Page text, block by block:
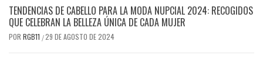
TENDENCIAS DE CABELLO PARA LA MODA NUPCIAL 2024: RECOGIDOS
QUE CELEBRAN LA BELLEZA ÚNICA DE CADA MUJER
POR RGB11 /29 DE AGOSTO DE 2024